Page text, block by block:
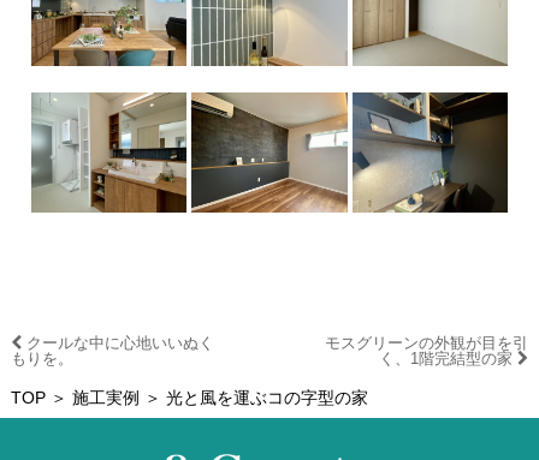
クールな中に心地いいぬく
もりを。
モスグリーンの外観が目を引
く、1階完結型の家
TOP＞ 施工実例 ＞ 光と風を運ぶコの字型の家